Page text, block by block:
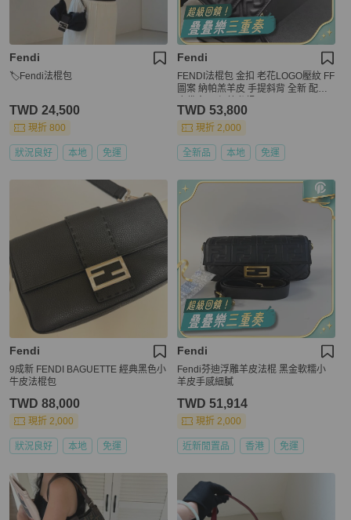
Fendi
🏷Fendi法棍包
TWD 24,500
現折 800
狀況良好 本地 免運
Fendi
FENDI法棍包 金扣 老花LOGO壓紋 FF
圖案 納帕羔羊皮 手提斜背 全新 配件
TWD 53,800
現折 2,000
全新品 本地 免運
Fendi
9成新 FENDI BAGUETTE 經典黑色小
牛皮法棍包
TWD 88,000
現折 2,000
狀況良好 本地 免運
Fendi
Fendi芬迪浮雕羊皮法棍 黑金軟糯小
羊皮手感細膩
TWD 51,914
現折 2,000
近新閒置品 香港 免運